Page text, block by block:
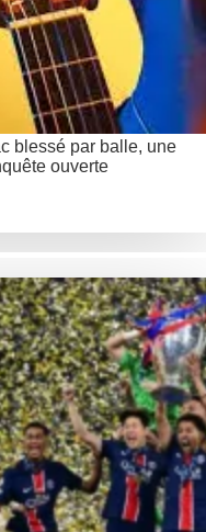
blessé par balle, une
ouverte